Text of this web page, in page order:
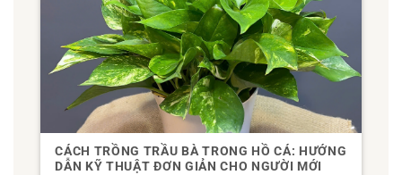
CÁCH TRỒNG TRẦU BÀ TRONG HỒ CÁ: HƯỚNG
DẪN KỸ THUẬT ĐƠN GIẢN CHO NGƯỜI MỚI